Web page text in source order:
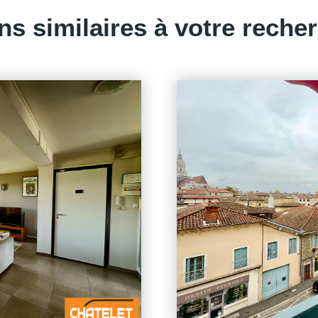
similaires à votre